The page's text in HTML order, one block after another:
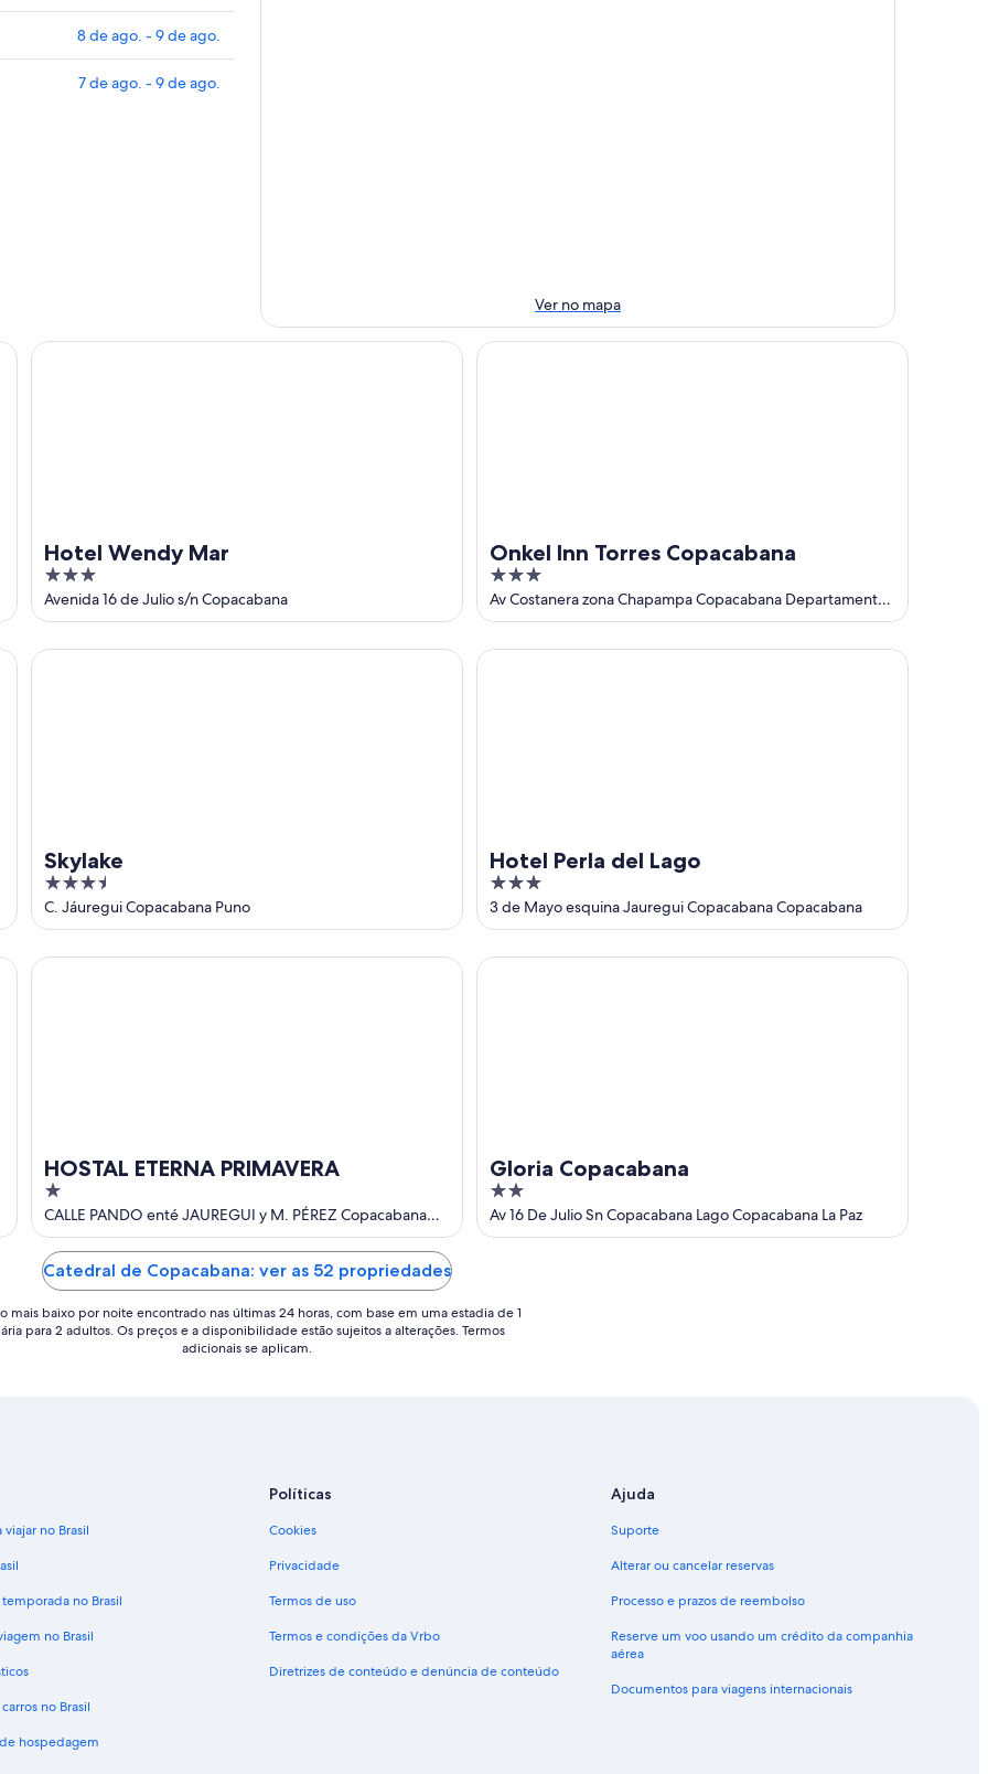
8 de ago. - 9 de ago.
7 de ago. - 9 de ago.
Ver no mapa
Hotel Wendy Mar
3
out
of
5
Avenida 16 de Julio s/n Copacabana
Hotel Wendy Mar
Onkel Inn Torres Copacabana
3
out
of
5
Av Costanera zona Chapampa Copacabana Departamento
de La Paz
Onkel Inn Torres Copacabana
Skylake
3.5
out
of
5
C. Jáuregui Copacabana Puno
Skylake
Hotel Perla del Lago
3
out
of
5
3 de Mayo esquina Jauregui Copacabana Copacabana
Hotel Perla del Lago
HOSTAL ETERNA PRIMAVERA
1
out
of
5
CALLE PANDO enté JAUREGUI y M. PÉREZ Copacabana
Maco kapac
HOSTAL ETERNA PRIMAVERA
Gloria Copacabana
2
out
of
Av 16 De Julio Sn Copacabana Lago Copacabana La Paz
Gloria Copacabana
Catedral de Copacabana: ver as 52 propriedades
mais baixo por noite encontrado nas últimas 24 horas, com base em uma estadia de 1
para 2 adultos. Os preços e a disponibilidade estão sujeitos a alterações. Termos
adicionais se aplicam.
viajar no Brasil
no Brasil
no Brasil
no Brasil
hospedagem
Políticas
Cookies
Privacidade
Termos de uso
Termos e condições da Vrbo
Diretrizes de conteúdo e denúncia de conteúdo
Ajuda
Suporte
Alterar ou cancelar reservas
Processo e prazos de reembolso
Reserve um voo usando um crédito da companhia
aérea
Documentos para viagens internacionais